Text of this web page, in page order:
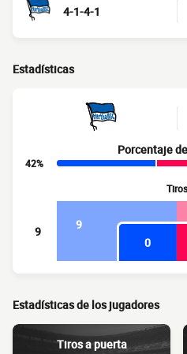
4-1-4-1
Estadísticas
Porcentaje
42%
Tiros
9 9
0
Estadísticas de los jugadores
Tiros a puerta